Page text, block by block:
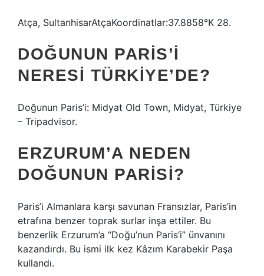
Atça, SultanhisarAtçaKoordinatlar:37.8858°K 28.
DOĞUNUN PARIS’I
NERESI TÜRKIYE’DE?
Doğunun Paris’i: Midyat Old Town, Midyat, Türkiye
– Tripadvisor.
ERZURUM’A NEDEN
DOĞUNUN PARISI?
Paris’i Almanlara karşı savunan Fransızlar, Paris’in
etrafına benzer toprak surlar inşa ettiler. Bu
benzerlik Erzurum’a “Doğu’nun Paris’i” ünvanını
kazandırdı. Bu ismi ilk kez Kâzım Karabekir Paşa
kullandı.